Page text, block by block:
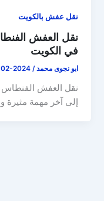
نقل عفش بالكويت
نقل العفش
في الكويت
ابو نجوى محمد/
2024-02-17
نقل العفش الفنطاس
إلى آخر مهمة مثيرة